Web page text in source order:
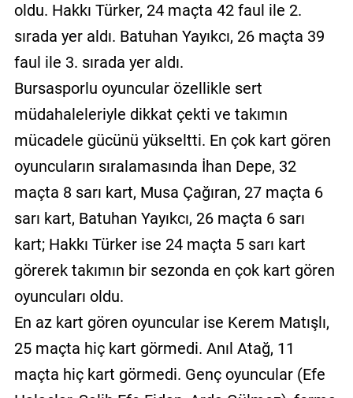
oldu. Hakkı Türker, 24 maçta 42 faul ile 2.
sırada yer aldı. Batuhan Yayıkcı, 26 maçta 39
faul ile 3. sırada yer aldı.
Bursasporlu oyuncular özellikle sert
müdahaleleriyle dikkat çekti ve takımın
mücadele gücünü yükseltti. En çok kart gören
oyuncuların sıralamasında İhan Depe, 32
maçta 8 sarı kart, Musa Çağıran, 27 maçta 6
sarı kart, Batuhan Yayıkcı, 26 maçta 6 sarı
kart; Hakkı Türker ise 24 maçta 5 sarı kart
görerek takımın bir sezonda en çok kart gören
oyuncuları oldu.
En az kart gören oyuncular ise Kerem Matışlı,
25 maçta hiç kart görmedi. Anıl Atağ, 11
maçta hiç kart görmedi. Genç oyuncular (Efe